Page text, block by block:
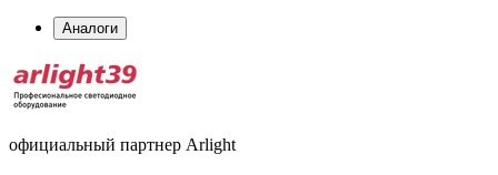
Аналоги
официальный партнер Arlight